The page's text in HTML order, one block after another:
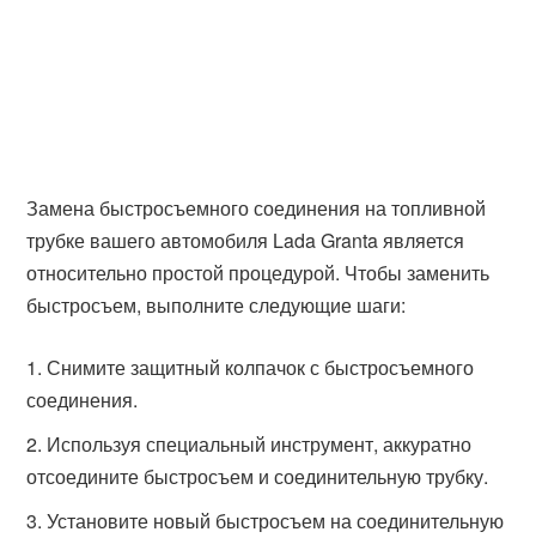
Замена быстросъемного соединения на топливной
трубке вашего автомобиля Lada Granta является
относительно простой процедурой. Чтобы заменить
быстросъем, выполните следующие шаги:
Снимите защитный колпачок с быстросъемного
соединения.
Используя специальный инструмент, аккуратно
отсоедините быстросъем и соединительную трубку.
Установите новый быстросъем на соединительную